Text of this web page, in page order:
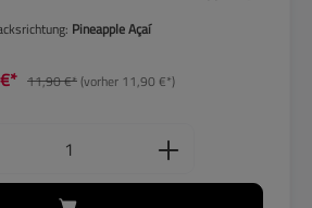
Pineapple Açaí
11,90 €*(vorher 11,90 €*)
Anzahl: Gib den